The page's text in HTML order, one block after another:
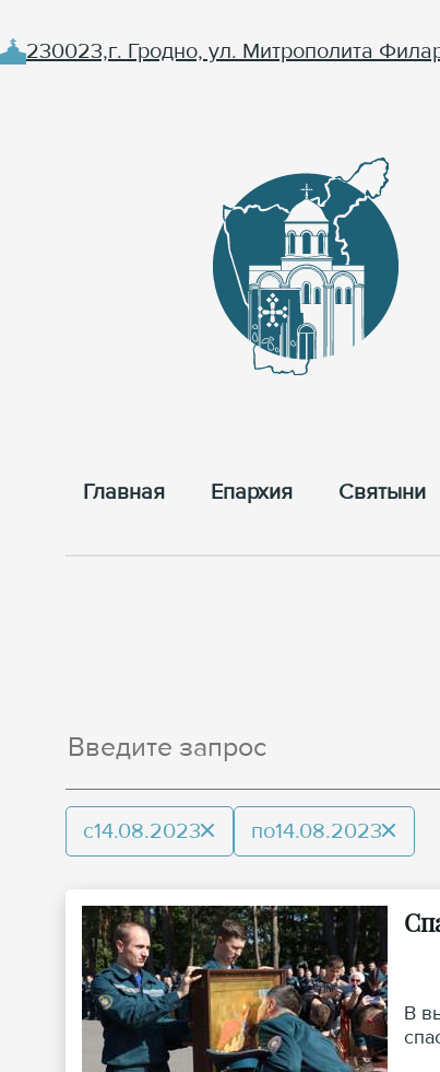
230023,г. Гродно, ул. Митрополита
Главная Епархия Cвятыни
с14.08.2023 по14.08.2023
В